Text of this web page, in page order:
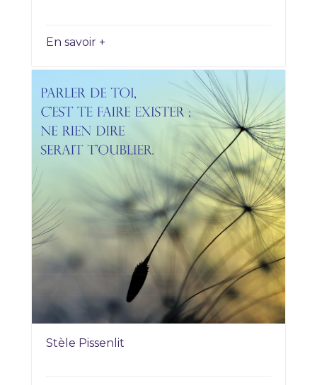
En savoir +
Stèle Pissenlit